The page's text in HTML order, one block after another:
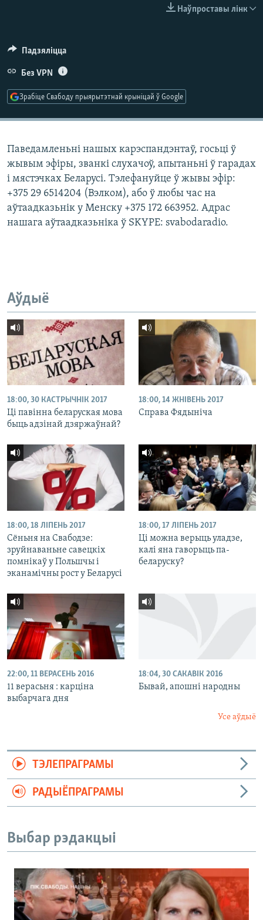
Наўпроставы лінк
Падзяліцца
Без VPN
Зрабіце Свабоду прыярытэтнай крыніцай ў Google
Паведамленьні нашых карэспандэнтаў, госьці ў
жывым эфіры, званкі слухачоў, апытаньні ў гарадах
і мястэчках Беларусі. Тэлефануйце ў жывы эфір:
+375 29 6514204 (Вэлком), або ў любы час на
аўтаадказьнік у Менску +375 172 663952. Адрас
нашага аўтаадказьніка ў SKYPE: svabodaradio.
Аўдыё
18:00, 30 КАСТРЫЧНІК 2017
Ці павінна беларуская мова
быць адзінай дзяржаўнай?
18:00, 14 ЖНІВЕНЬ 2017
Справа Фядыніча
18:00, 18 ЛІПЕНЬ 2017
Сёньня на Свабодзе:
зруйнаваньне савецкіх
помнікаў у Польшчы і
эканамічны рост у Беларусі
18:00, 17 ЛІПЕНЬ 2017
Ці можна верыць уладзе,
калі яна гаворыць па-
беларуску?
22:00, 11 ВЕРАСЕНЬ 2016
11 верасьня : карціна
выбарчага дня
18:04, 30 САКАВІК 2016
Бывай, апошні народны
Усе аўдыё
ТЭЛЕПРАГРАМЫ
РАДЫЁПРАГРАМЫ
Выбар рэдакцыі